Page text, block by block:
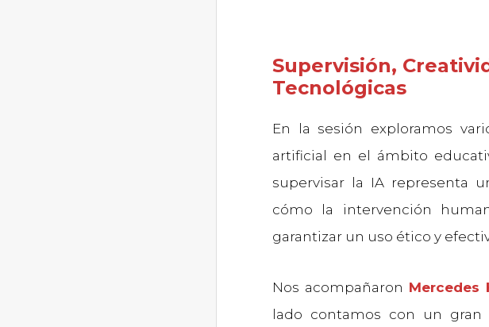
Supervisión,
Tecnológicas
En la sesión exploramos
artificial en el ámbito
supervisar la IA representa
cómo la intervención
garantizar un uso ético y
Nos acompañaron Mercedes
lado contamos con un gran